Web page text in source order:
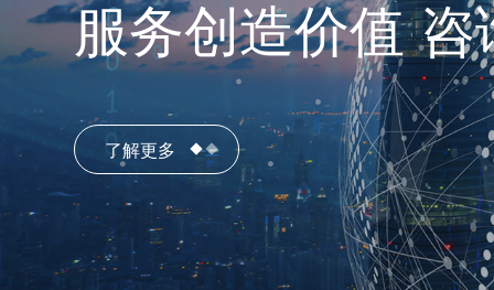
服务创造价值
了解更多
一站式全链条企
了解更多